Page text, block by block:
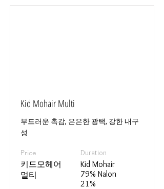
Kid Mohair Multi
부드러운 촉감, 은은한 광택, 강한 내구
성
Price
키드모헤어
멀티
Duration
Kid Mohair
79% Nalon
21%